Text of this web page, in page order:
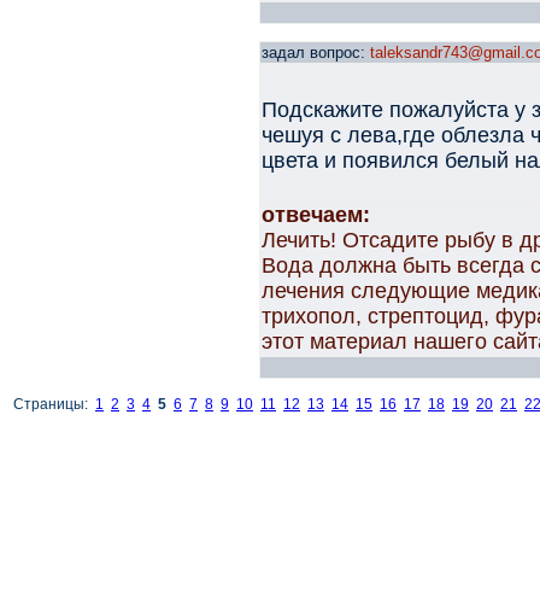
задал вопрос:
Подскажите пожалуйста у
чешуя с лева,где облезла
цвета и появился белый
отвечаем:
Лечить! Отсадите рыбу в
Вода должна быть всегда
лечения следующие
трихопол, стрептоцид,
этот материал нашего
Страницы: 1 2 3 4 5 6 7 8 9 10 11 12 13 14 15 16 17 18 19 20 21 22